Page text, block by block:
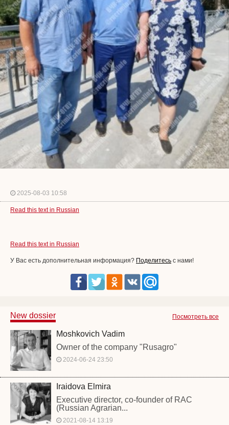
2025-08-03 10:58
Read this text in Russian
Read this text in Russian
У Вас есть дополнительная информация? Поделитесь с нами!
Посмотреть все
New dossier
Moshkovich Vadim
Owner of the company "Rusagro"
2024-06-24 23:50
Iraidova Elmira
Executive director, co-founder of RAC
(Russian Agrarian...
2021-08-14 13:19